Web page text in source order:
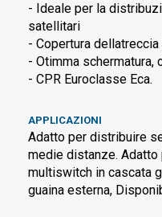
- Ideale per la
satellitari
- Copertura dellatreccia
- Otimma schermatura,
- CPR Euroclasse Eca.
APPLICAZIONI
Adatto per distribuire
medie distanze.
multiswitch in cascata
guaina esterna,